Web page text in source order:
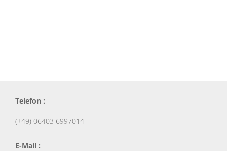
Telefon :
(+49) 06403 6997014
E-Mail :